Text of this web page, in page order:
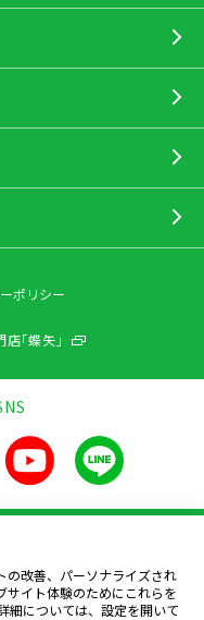
ポリシー
「蝶矢」
で禁止されています。
リサイクルへ。
幼児の発育に
ります。
の改善、パーソナライズされ
サイト体験のためにこれらを
細については、設定を開いて